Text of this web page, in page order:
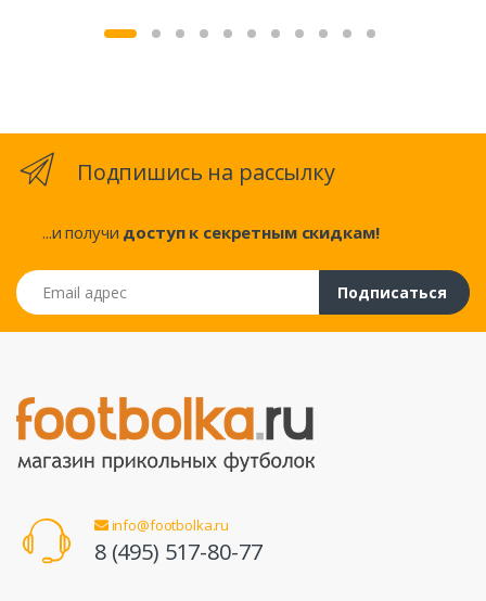
Подпишись на рассылку
...и получи доступ к секретным скидкам!
Email адрес
Подписаться
info@footbolka.ru
8 (495) 517-80-77